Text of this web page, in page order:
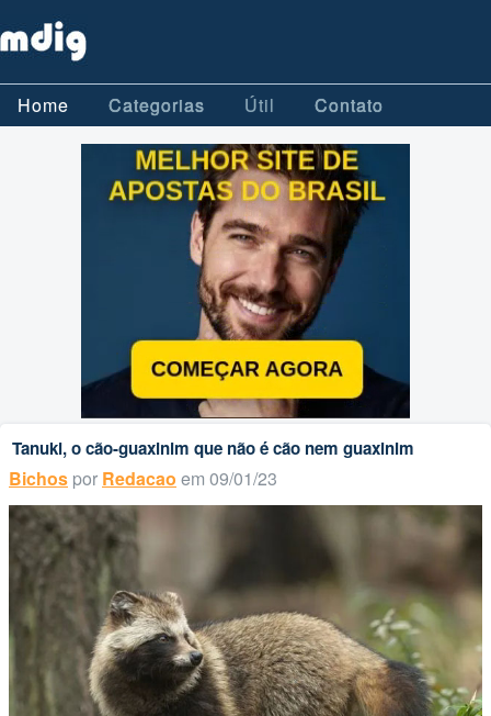
Home Categorias Útil Contato
Tanuki, o cão-guaxinim que não é cão nem guaxinim
Bichos por Redacao em 09/01/23